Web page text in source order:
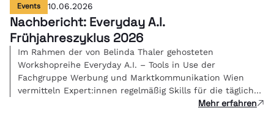
Events 10.06.2026
Nachbericht: Everyday A.I.
Frühjahreszyklus 2026
Im Rahmen der von Belinda Thaler gehosteten
Workshopreihe Everyday A.I. – Tools in Use der
Fachgruppe Werbung und Marktkommunikation Wien
vermitteln Expert:innen regelmäßig Skills für die tägliche
Mehr erfahren